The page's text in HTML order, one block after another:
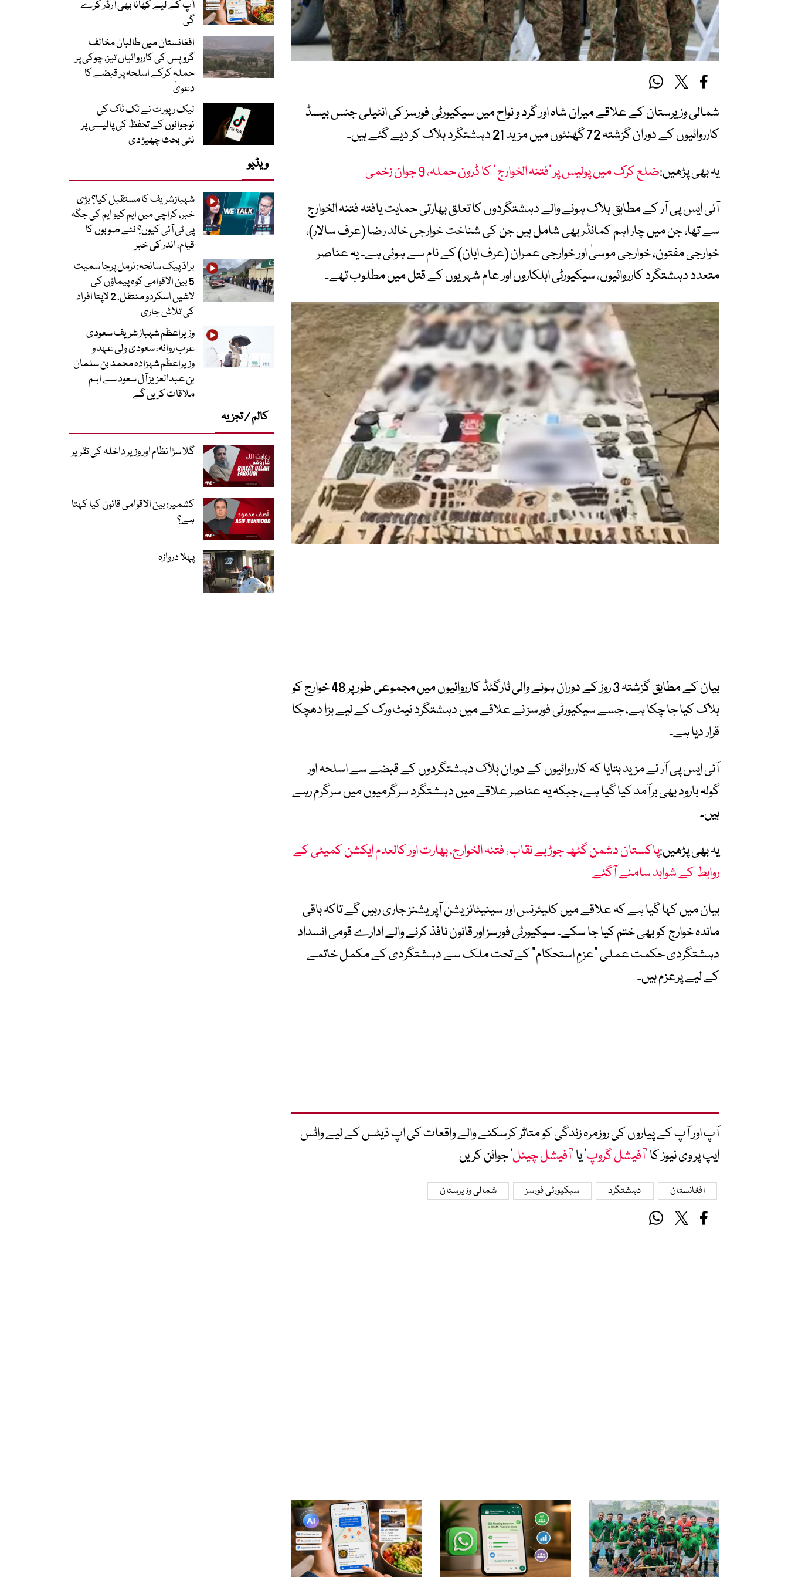
شمالی وزیرستان کے علاقے میران شاہ اور گرد و نواح میں سیکیورٹی فورسز کی انٹیلی جنس بیسڈ
کارروائیوں کے دوران گزشتہ 72 گھنٹوں میں مزید 21 دہشتگرد ہلاک کر دیے گئے ہیں۔
یہ بھی پڑھیں:ضلع کرک میں پولیس پر ’فتنہ الخوارج ‘ کا ڈرون حملہ، 9 جوان زخمی
آئی ایس پی آر کے مطابق ہلاک ہونے والے دہشتگردوں کا تعلق بھارتی حمایت یافتہ فتنہ الخوارج
سے تھا، جن میں چار اہم کمانڈر بھی شامل ہیں جن کی شناخت خوارجی خالد رضا (عرف سالار)،
خوارجی مفتون، خوارجی موسیٰ اور خوارجی عمران (عرف ایان) کے نام سے ہوئی ہے۔ یہ عناصر
متعدد دہشتگرد کارروائیوں، سیکیورٹی اہلکاروں اور عام شہریوں کے قتل میں مطلوب تھے۔
بیان کے مطابق گزشتہ 3 روز کے دوران ہونے والی ٹارگٹڈ کارروائیوں میں مجموعی طور پر 48 خوارج کو
ہلاک کیا جا چکا ہے، جسے سیکیورٹی فورسز نے علاقے میں دہشتگرد نیٹ ورک کے لیے بڑا دھچکا
قرار دیا ہے۔
آئی ایس پی آر نے مزید بتایا کہ کارروائیوں کے دوران ہلاک دہشتگردوں کے قبضے سے اسلحہ اور
گولہ بارود بھی برآمد کیا گیا ہے، جبکہ یہ عناصر علاقے میں دہشتگرد سرگرمیوں میں سرگرم رہے
ہیں۔
یہ بھی پڑھیں:پاکستان دشمن گٹھ جوڑ بے نقاب، فتنہ الخوارج، بھارت اور کالعدم ایکشن کمیٹی کے
روابط کے شواہد سامنے آگئے
بیان میں کہا گیا ہے کہ علاقے میں کلیئرنس اور سینیٹائزیشن آپریشنز جاری رہیں گے تاکہ باقی
ماندہ خوارج کو بھی ختم کیا جا سکے۔ سیکیورٹی فورسز اور قانون نافذ کرنے والے ادارے قومی انسداد
دہشتگردی حکمت عملی “عزمِ استحکام” کے تحت ملک سے دہشتگردی کے مکمل خاتمے
کے لیے پرعزم ہیں۔
آپ اور آپ کے پیاروں کی روزمرہ زندگی کو متاثر کرسکنے والے واقعات کی اپ ڈیٹس کے لیے واٹس
ایپ پر وی نیوز کا ’آفیشل گروپ‘ یا ’آفیشل چینل‘ جوائن کریں
افغانستان دہشتگرد سیکیورٹی فورسز شمالی وزیرستان
آپ کے لیے کھانا بھی آرڈر کرے
گی
افغانستان میں طالبان مخالف
گروپس کی کارروائیاں تیز، چوکی پر
حملہ کرکے اسلحہ پر قبضے کا
دعویٰ
لیک رپورٹ نے ٹک ٹاک کی
نوجوانوں کے تحفظ کی پالیسی پر
نئی بحث چھیڑ دی
ویڈیو
شہبازشریف کا مستقبل کیا؟ بڑی
خبر، کراچی میں ایم کیو ایم کی جگہ
پی ٹی آئی کیوں؟ نئے صوبوں کا
قیام، اندر کی خبر
براڈ پیک سانحہ: نرمل پرجا سمیت
5 بین الاقوامی کوہ پیماؤں کی
لاشیں اسکردو منتقل، 2 لاپتا افراد
کی تلاش جاری
وزیراعظم شہباز شریف سعودی
عرب روانہ، سعودی ولی عہد و
وزیراعظم شہزادہ محمد بن سلمان
بن عبدالعزیز آل سعود سے اہم
ملاقات کریں گے
کالم / تجزیہ
گلا سڑا نظام اور وزیر داخلہ کی تقریر
کشمیر: بین الاقوامی قانون کیا کہتا
ہے؟
پہلا دروازہ